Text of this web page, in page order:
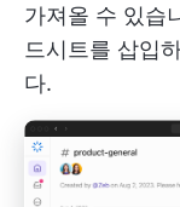
가져올 수 있습
드시트를 삽입
다.